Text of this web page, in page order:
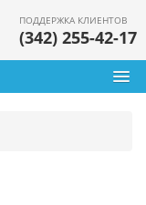
ПОДДЕРЖКА КЛИЕНТОВ
(342) 255-42-17